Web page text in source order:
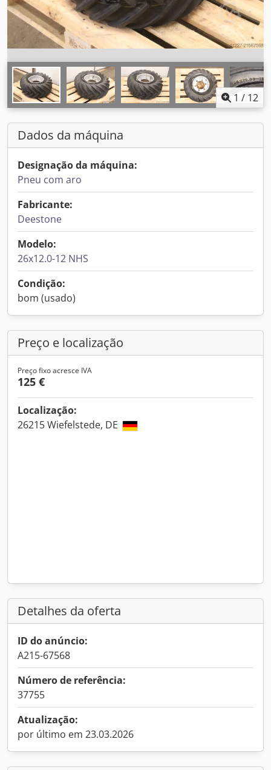
1 / 12
Dados da máquina
Designação da máquina:
Pneu com aro
Fabricante:
Deestone
Modelo:
26x12.0-12 NHS
Condição:
bom (usado)
Preço e localização
Preço fixo acresce IVA
125 €
Localização:
26215 Wiefelstede, DE
Detalhes da oferta
ID do anúncio:
A215-67568
Número de referência:
37755
Atualização:
por último em 23.03.2026